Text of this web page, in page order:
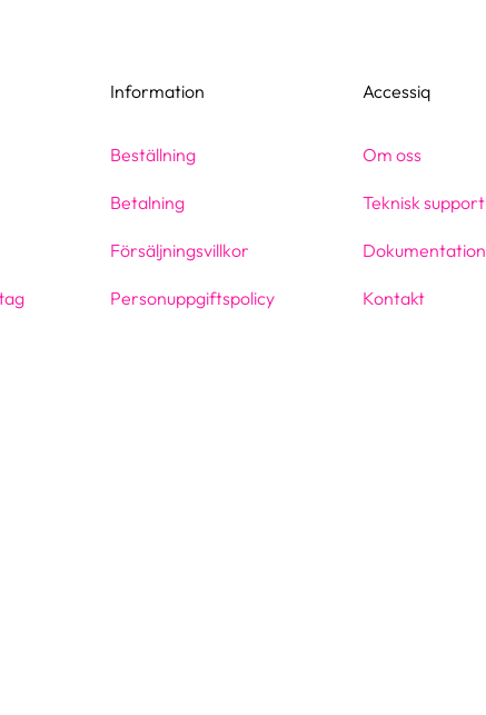
Information
Beställning
Betalning
Försäljningsvillkor
Personuppgiftspolicy
Accessiq
Om oss
Teknisk support
Dokumentation
Kontakt